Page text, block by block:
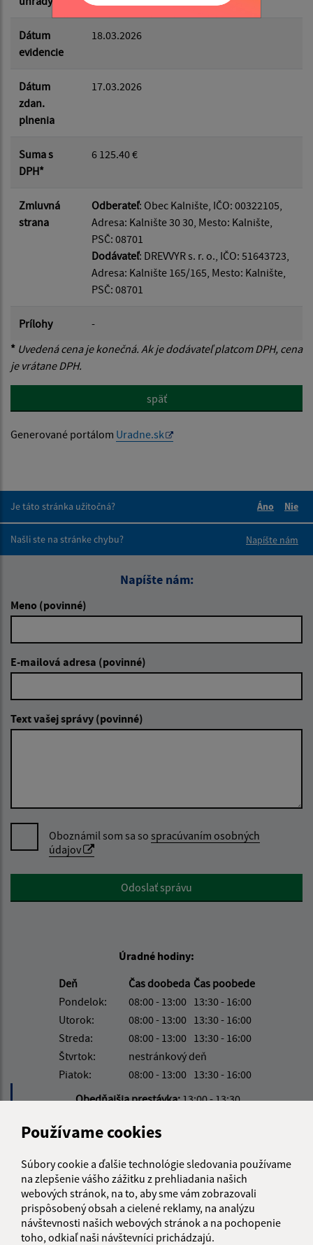
Používame cookies
Súbory cookie a ďalšie technológie sledovania používame
na zlepšenie vášho zážitku z prehliadania našich
webových stránok, na to, aby sme vám zobrazovali
prispôsobený obsah a cielené reklamy, na analýzu
návštevnosti našich webových stránok a na pochopenie
toho, odkiaľ naši návštevníci prichádzajú.
Dátum
evidencie
18.03.2026
Dátum
zdan.
plnenia
17.03.2026
Suma s
DPH*
6 125.40 €
Zmluvná
strana
Odberateľ: Obec Kalnište, IČO: 00322105,
Adresa: Kalnište 30 30, Mesto: Kalnište,
PSČ: 08701
Dodávateľ: DREVVYR s. r. o., IČO: 51643723,
Adresa: Kalnište 165/165, Mesto: Kalnište,
PSČ: 08701
Prílohy
-
* Uvedená cena je konečná. Ak je dodávateľ platcom DPH, cena
je vrátane DPH.
späť
Generované portálom Uradne.sk
Je táto stránka užitočná?
Áno
Nie
Našli ste na stránke chybu?
Napíšte nám
Napíšte nám:
Meno (povinné)
E-mailová adresa (povinné)
Text vašej správy (povinné)
Oboznámil som sa so spracúvaním osobných
údajov
Google reCaptcha ResponseOdoslať správu
Úradné hodiny:
Deň
Čas doobeda Čas poobede
Pondelok:
08:00 - 13:00 13:30 - 16:00
Utorok:
08:00 - 13:00 13:30 - 16:00
Streda:
08:00 - 13:00 13:30 - 16:00
Štvrtok:
nestránkový deň
Piatok:
08:00 - 13:00 13:30 - 16:00
Obedňajšia prestávka:13:00 - 13:30
Obecný úrad Kalnište
Kalnište 30
087 01 Giraltovce
info@kalniste.sk